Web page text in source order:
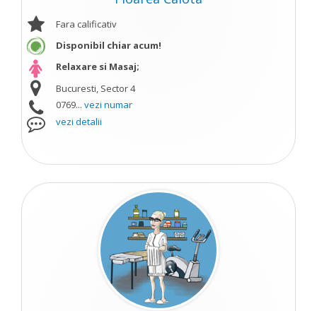
Fara calificativ
Disponibil chiar acum!
Relaxare si Masaj;
Bucuresti, Sector 4
0769... vezi numar
vezi detalii